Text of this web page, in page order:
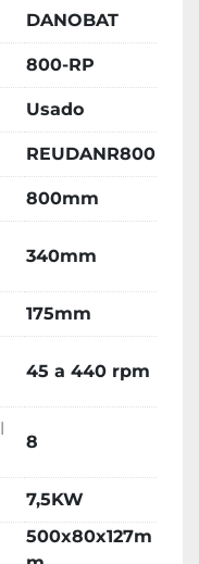
DANOBAT
800-RP
Usado
REUDANR800
800mm
340mm
175mm
45 a 440 rpm
8
7,5KW
500x80x127m